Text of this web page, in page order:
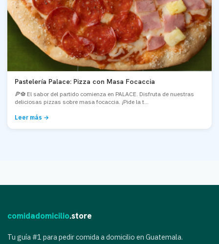
Pastelería Palace: Pizza con Masa Focaccia
🍕⚽ El sabor del partido comienza en PALACE. Disfruta de nuestras
deliciosas pizzas sobre masa focaccia. ¡Pide la t...
Leer más →
comidadomicilio.store
Tu guía #1 para pedir comida a domicilio en Guatemala.